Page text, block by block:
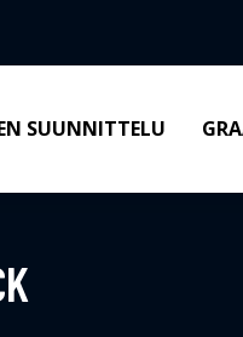
SUUNNITTELU